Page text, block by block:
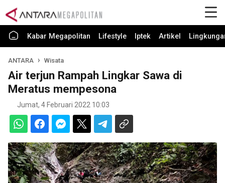
Kabar Megapolitan Lifestyle Iptek Artikel
ANTARA Wisata
Air terjun Rampah Lingkar Sawa di
Meratus mempesona
Jumat, 4 Februari 2022 10:03